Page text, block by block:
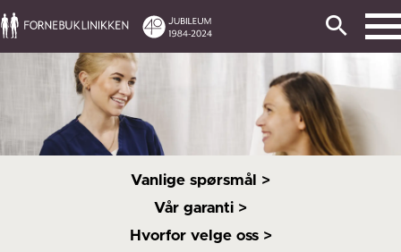
Vanlige spørsmål >
Vår garanti >
Hvorfor velge oss >